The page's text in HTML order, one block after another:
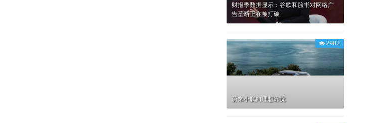
财报季数据显示：谷歌和脸书对网络广
告垄断正在被打破
2982
蔚来小鹏向理想靠拢